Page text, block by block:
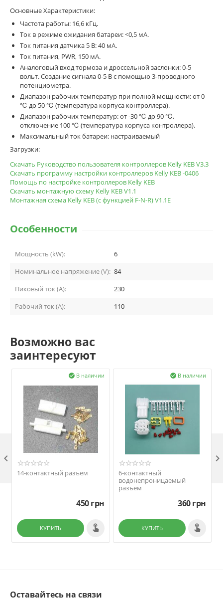
Основные Характеристики:
Частота работы: 16,6 кГц.
Ток в режиме ожидания батареи: <0,5 мА.
Ток питания датчика 5 В: 40 мА.
Ток питания, PWR, 150 мА.
Аналоговый вход тормоза и дроссельной заслонки: 0-5
вольт. Создание сигнала 0-5 В с помощью 3-проводного
потенциометра.
Диапазон рабочих температур при полной мощности: от 0
℃ до 50 ℃ (температура корпуса контроллера).
Диапазон рабочих температур: от -30 ℃ до 90 ℃,
отключение 100 ℃ (температура корпуса контроллера).
Максимальный ток батареи: настраиваемый
Загрузки:
Скачать Руководство пользователя контроллеров Kelly KEB V3.3
Скачать программу настройки контроллеров Kelly KEB -0406
Помощь по настройке контроллеров Kelly KEB
Скачать монтажную схему Kelly KEB V1.1
Монтажная схема Kelly KEB (с функцией F-N-R) V1.1E
Особенности
Мощность (kW):
6
Номинальное напряжение (V): 84
Пиковый ток (A):
230
Рабочий ток (A):
110
Возможно вас
заинтересуют
В наличии

14-контактный разъем
450грн
КУПИТЬ
В наличии

6-контактный
водонепроницаемый
разъем
360грн
КУПИТЬ
 
Оставайтесь на связи